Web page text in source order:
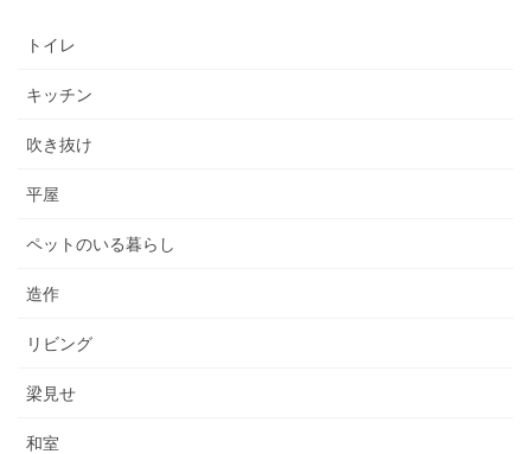
トイレ
キッチン
吹き抜け
平屋
ペットのいる暮らし
造作
リビング
梁見せ
和室